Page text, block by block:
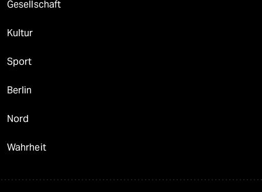
Gesellschaft
Kultur
Sport
Berlin
Nord
Wahrheit